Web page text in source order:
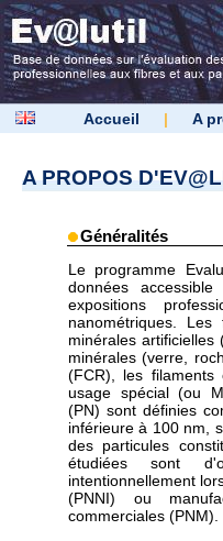
Accueil | A
A PROPOS
Généralités
Le programme
données
expositions
nanométriques.
minérales
minérales (verre,
(FCR), les
usage spécial (ou
(PN) sont définies
inférieure à 100 nm,
des particules
étudiées sont
intentionnellement
(PNNI) ou
commerciales (PNM).